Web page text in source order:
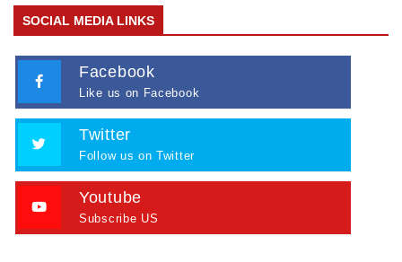
SOCIAL MEDIA LINKS
Facebook
Like us on Facebook
Twitter
Follow us on Twitter
Youtube
Subscribe US